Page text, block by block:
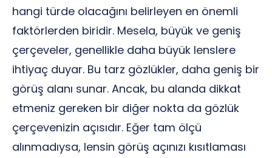
hangi türde olacağını belirleyen en önemli
faktörlerden biridir. Mesela, büyük ve geniş
çerçeveler, genellikle daha büyük lenslere
ihtiyaç duyar. Bu tarz gözlükler, daha geniş bir
görüş alanı sunar. Ancak, bu alanda dikkat
etmeniz gereken bir diğer nokta da gözlük
çerçevenizin açısıdır. Eğer tam ölçü
alınmadıysa, lensin görüş açınızı kısıtlaması